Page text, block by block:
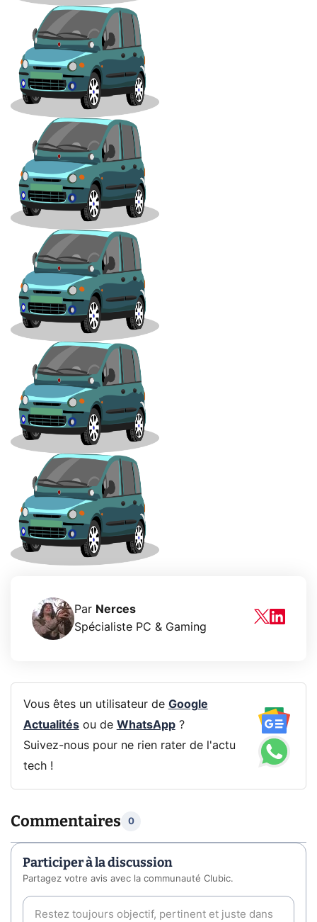
Par Nerces
Spécialiste PC & Gaming
Vous êtes un utilisateur de Google
Actualitésou de WhatsApp?
Suivez-nous pour ne rien rater de l'actu
tech !
Commentaires 0
Participer à la discussion
Partagez votre avis avec la communauté Clubic.